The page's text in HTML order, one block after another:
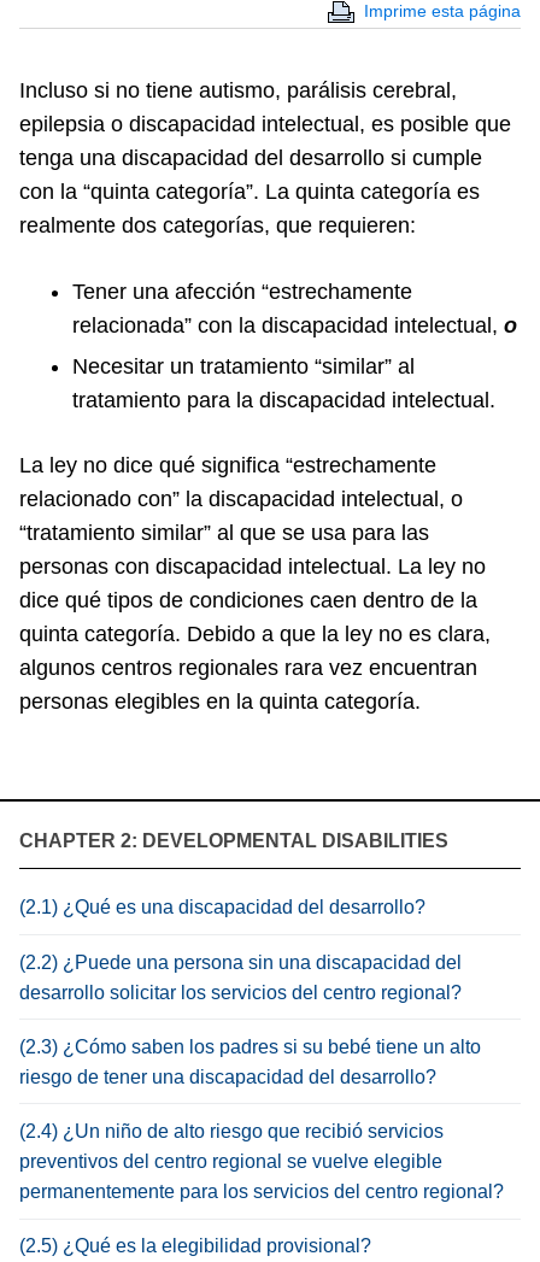
CHAPTER 2: DEVELOPMENTAL DISABILITIES
(2.1) ¿Qué es una discapacidad del desarrollo?
(2.2) ¿Puede una persona sin una discapacidad del
desarrollo solicitar los servicios del centro regional?
(2.3) ¿Cómo saben los padres si su bebé tiene un alto
riesgo de tener una discapacidad del desarrollo?
(2.4) ¿Un niño de alto riesgo que recibió servicios
preventivos del centro regional se vuelve elegible
permanentemente para los servicios del centro regional?
(2.5) ¿Qué es la elegibilidad provisional?
Imprime esta página
Incluso si no tiene autismo, parálisis cerebral,
epilepsia o discapacidad intelectual, es posible que
tenga una discapacidad del desarrollo si cumple
con la “quinta categoría”. La quinta categoría es
realmente dos categorías, que requieren:
Tener una afección “estrechamente
relacionada” con la discapacidad intelectual, o
Necesitar un tratamiento “similar” al
tratamiento para la discapacidad intelectual.
La ley no dice qué significa “estrechamente
relacionado con” la discapacidad intelectual, o
“tratamiento similar” al que se usa para las
personas con discapacidad intelectual. La ley no
dice qué tipos de condiciones caen dentro de la
quinta categoría. Debido a que la ley no es clara,
algunos centros regionales rara vez encuentran
personas elegibles en la quinta categoría.